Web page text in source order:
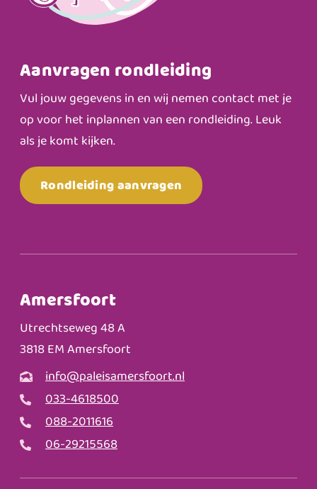
Aanvragen rondleiding
Vul jouw gegevens in en wij nemen contact met je
op voor het inplannen van een rondleiding. Leuk
als je komt kijken.
Rondleiding aanvragen
Amersfoort
Utrechtseweg 48 A
3818 EM Amersfoort
info@paleisamersfoort.nl
033-4618500
088-2011616
06-29215568